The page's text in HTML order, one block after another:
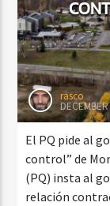
rasco
El PQ pide al
control” de
(PQ) insta al
relación